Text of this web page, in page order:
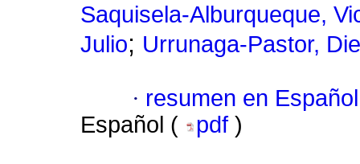
Saquisela-Alburqueque,
Julio; Urrunaga-Pastor,
· resumen en Español
Español (
pdf )